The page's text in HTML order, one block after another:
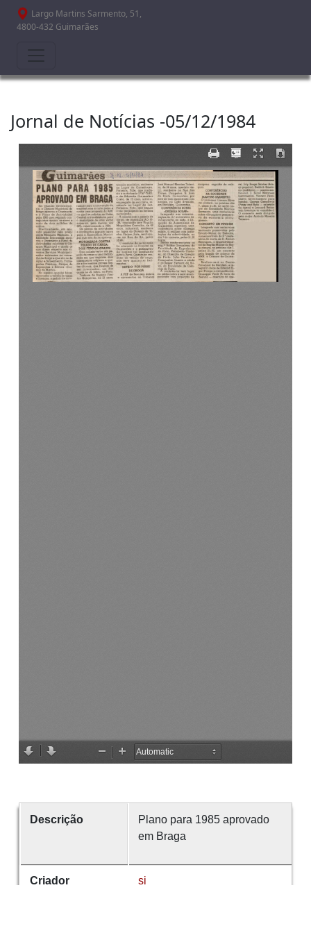
Passar para o conteúdo principal
Largo Martins Sarmento, 51,
4800-432 Guimarães
Jornal de Notícias -05/12/1984
Descrição
Plano para 1985 aprovado
em Braga
Criador si